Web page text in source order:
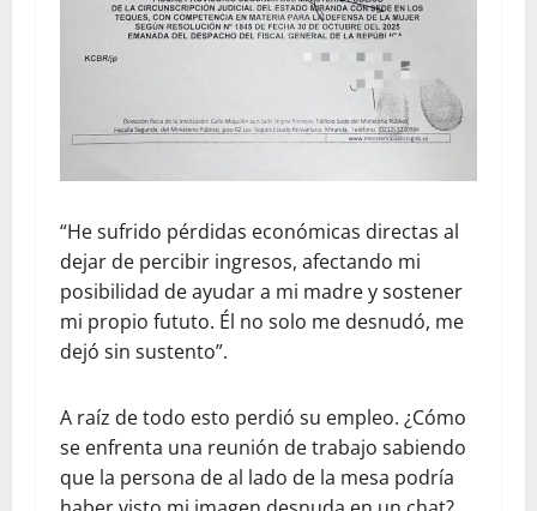
“He sufrido pérdidas económicas directas al
dejar de percibir ingresos, afectando mi
posibilidad de ayudar a mi madre y sostener
mi propio fututo. Él no solo me desnudó, me
dejó sin sustento”.
A raíz de todo esto perdió su empleo. ¿Cómo
se enfrenta una reunión de trabajo sabiendo
que la persona de al lado de la mesa podría